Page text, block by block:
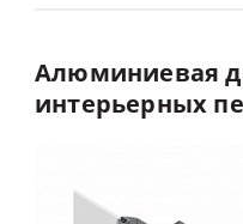
Алюминиевая
интерьерных